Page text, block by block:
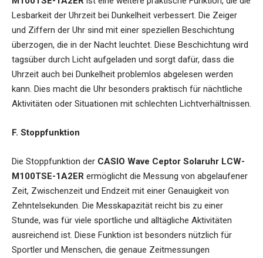
Lesbarkeit der Uhrzeit bei Dunkelheit verbessert. Die Zeiger
und Ziffern der Uhr sind mit einer speziellen Beschichtung
überzogen, die in der Nacht leuchtet. Diese Beschichtung wird
tagsüber durch Licht aufgeladen und sorgt dafür, dass die
Uhrzeit auch bei Dunkelheit problemlos abgelesen werden
kann. Dies macht die Uhr besonders praktisch für nächtliche
Aktivitäten oder Situationen mit schlechten Lichtverhältnissen.
F. Stoppfunktion
Die Stoppfunktion der CASIO Wave Ceptor Solaruhr LCW-
M100TSE-1A2ER ermöglicht die Messung von abgelaufener
Zeit, Zwischenzeit und Endzeit mit einer Genauigkeit von
Zehntelsekunden. Die Messkapazität reicht bis zu einer
Stunde, was für viele sportliche und alltägliche Aktivitäten
ausreichend ist. Diese Funktion ist besonders nützlich für
Sportler und Menschen, die genaue Zeitmessungen